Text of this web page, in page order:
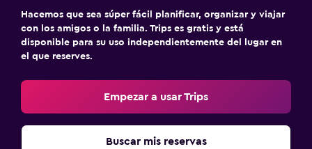
Comedor
Mesa de comedor
Ideal para familias
Hacemos que sea súper fácil planificar, organizar y viajar
con los amigos o la familia. Trips es gratis y está
disponible para su uso independientemente del lugar en
el que reserves.
Empezar a usar Trips
Buscar mis reservas